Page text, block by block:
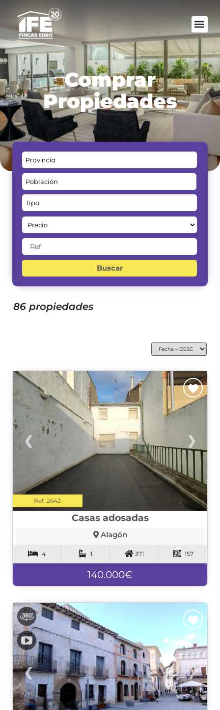
Comprar
Propiedades
Provincia
Población
Tipo
Buscar
86 propiedades
❮ ❯
Ref. 2642
Casas adosadas
Alagón
4 1 371 157
140.000€
❮ ❯